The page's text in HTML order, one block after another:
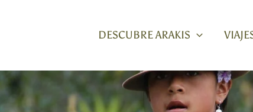
DESCUBRE ARAKIS